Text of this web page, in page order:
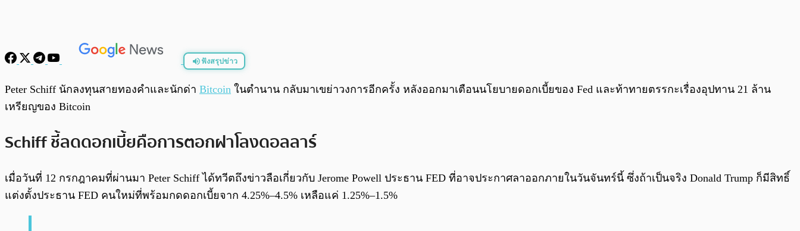
ฟังสรุปข่าว
พร้อมเล่น /0:00
Peter Schiff นักลงทุนสายทองคำและนักด่า Bitcoin ในตำนาน กลับมาเขย่าวงการอีกครั้ง หลังออกมาเตือนนโยบายดอกเบี้ยของ Fed และท้าทายตรรกะเรื่องอุปทาน 21 ล้าน
เหรียญของ Bitcoin
Schiff ชี้ลดดอกเบี้ยคือการตอกฝาโลงดอลลาร์
เมื่อวันที่ 12 กรกฎาคมที่ผ่านมา Peter Schiff ได้ทวีตถึงข่าวลือเกี่ยวกับ Jerome Powell ประธาน FED ที่อาจประกาศลาออกภายในวันจันทร์นี้ ซึ่งถ้าเป็นจริง Donald Trump ก็มีสิทธิ์
แต่งตั้งประธาน FED คนใหม่ที่พร้อมกดดอกเบี้ยจาก 4.25%–4.5% เหลือแค่ 1.25%–1.5%